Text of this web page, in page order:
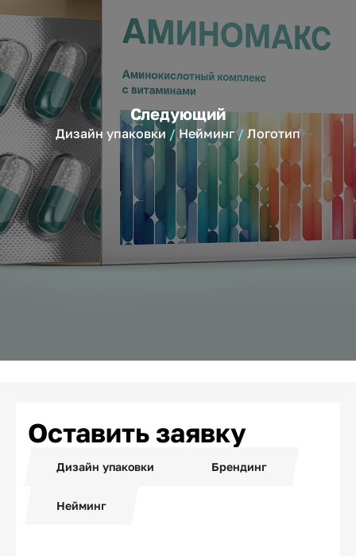
Следующий
Дизайн упаковки Нейминг Логотип
Оставить заявку
Дизайн упаковки Брендинг
Нейминг